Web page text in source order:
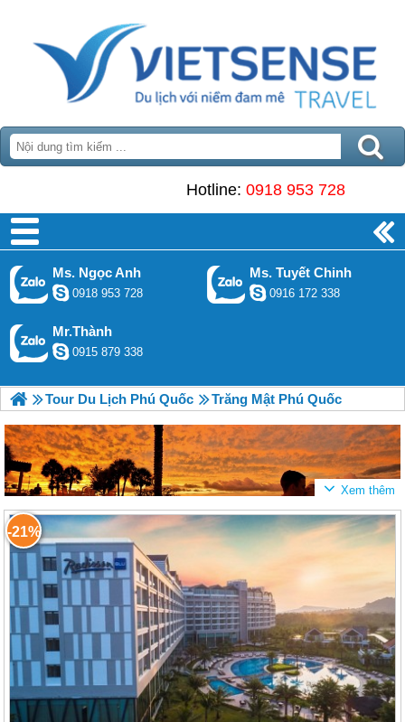
Hotline: 0918 953 728
Ms. Ngọc Anh
0918 953 728
Ms. Tuyết Chinh
0916 172 338
Mr.Thành
0915 879 338
Tour Du Lịch Phú Quốc Trăng Mật Phú Quốc
Chương trình Trăng Mật tại Phú Quốc được thiết kế đặc biệt phục vụ đôi
uyên ương tận hưởng tuần trăng mật ngọt ngào, lãng mạng và những trải
nghiệm cuộc sống mới.
-21%